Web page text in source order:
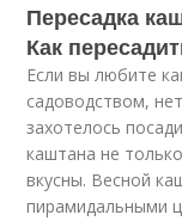
Пересадка
Как
Если вы любите
садоводством,
захотелось
каштана не
вкусны. Весной
пирамидальными